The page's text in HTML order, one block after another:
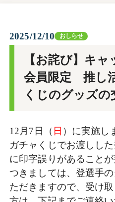
2025/12/10 おしらせ
【お詫び】キ
会員限定 推し
くじのグッズの
12月7日（ 日 ）に実施し
ガチャくじでお渡しし
に印字誤りがあることが
つきましては、登選手
ただきますので、受け